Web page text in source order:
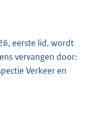
eerste lid, wordt
vervangen door:
Verkeer en